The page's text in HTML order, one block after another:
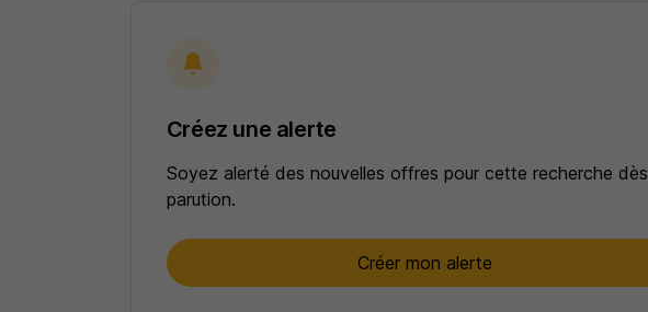
Créez une alerte
Soyez alerté des nouvelles offres pour cette recherche
parution.
Créer mon alerte